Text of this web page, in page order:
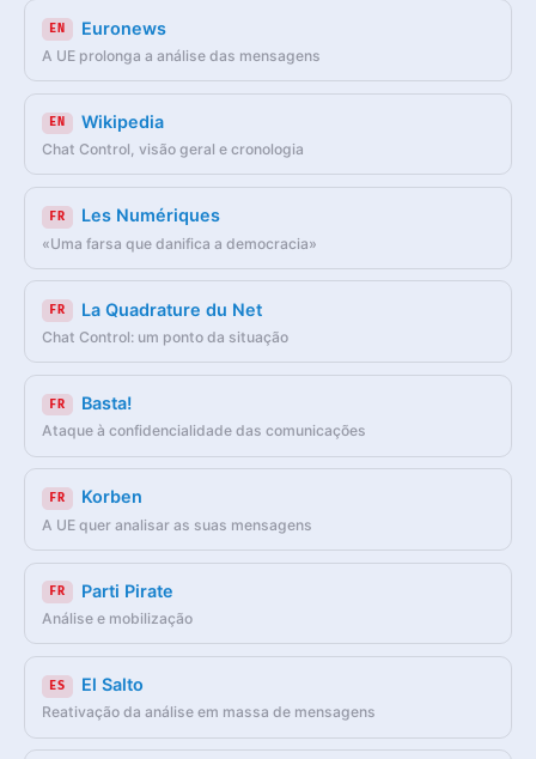
EN Euronews
A UE prolonga a análise das mensagens
EN Wikipedia
Chat Control, visão geral e cronologia
FR Les Numériques
«Uma farsa que danifica a democracia»
FR La Quadrature du Net
Chat Control: um ponto da situação
FR Basta!
Ataque à confidencialidade das comunicações
FR Korben
A UE quer analisar as suas mensagens
FR Parti Pirate
Análise e mobilização
ES El Salto
Reativação da análise em massa de mensagens